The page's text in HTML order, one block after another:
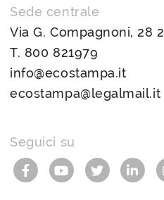
Sede centrale
Via G. Compagnoni, 28
T. 800 821979
info@ecostampa.it
ecostampa@legalmail.it
Seguici su